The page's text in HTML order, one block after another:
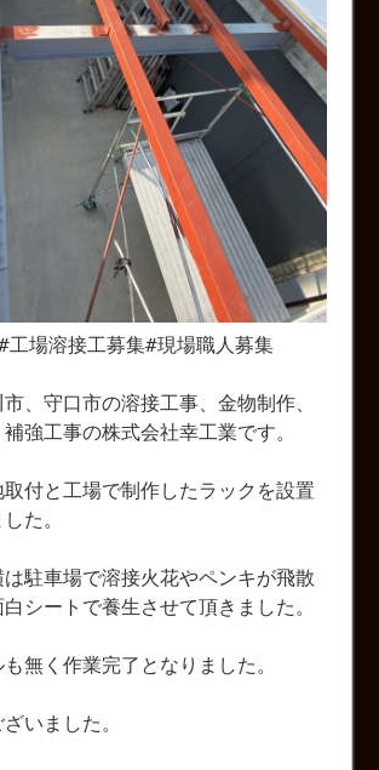
工場溶接工募集#現場職人募集
、守口市の溶接工事、金物制作、
強工事の株式会社幸工業です。
付と工場で制作したラックを設置
た。
駐車場で溶接火花やペンキが飛散
シートで養生させて頂きました。
無く作業完了となりました。
いました。